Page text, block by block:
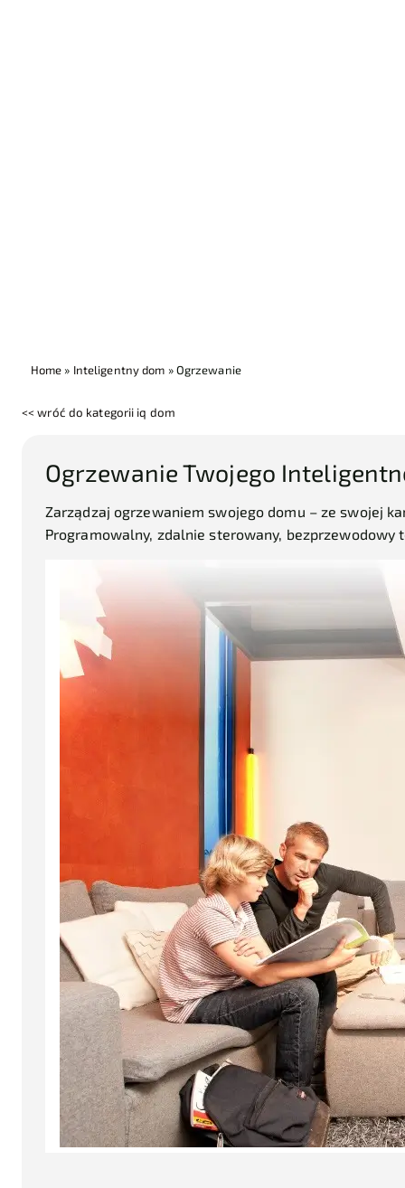
Home » Inteligentny dom »Ogrzewanie
<< wróć do kategorii iq dom
Ogrzewanie Twojego
Zarządzaj ogrzewaniem swojego domu – ze swojej
Programowalny, zdalnie sterowany, bezprzewodowy